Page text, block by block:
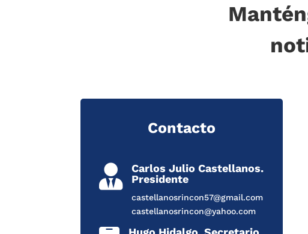
Contacto

Carlos Julio Castellanos.
Presidente
castellanosrincon57@gmail.com
castellanosrincon@yahoo.com